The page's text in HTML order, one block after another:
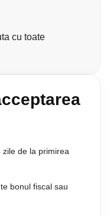
cu toate
de la primirea
bonul fiscal sau